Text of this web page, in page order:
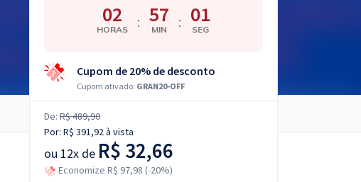
02
HORAS : 57
MIN : 00
SEG
Cupom de 20% de desconto
Cupom ativado: GRAN20-OFF
De: R$ 489,90
Por: R$ 391,92à vista
ou 12x de R$ 32,66
Economize R$ 97,98 (-20%)